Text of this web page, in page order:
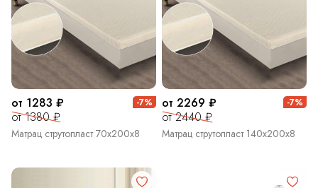
от 1283 ₽
от 1380 ₽
-7%
Матрац струтопласт 70х200х8
от 2269 ₽
от 2440 ₽
-7%
Матрац струтопласт 140х200х8